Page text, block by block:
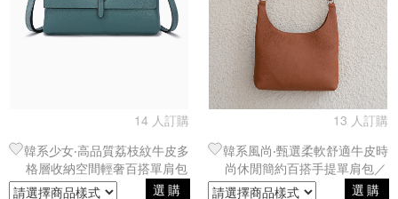
14 人訂購
韓系少女‧高品質荔枝紋牛皮多
格層收納空間輕奢百搭單肩包
／腋下包
選購
13 人訂購
韓系風尚‧甄選柔軟舒適牛皮時
尚休閒簡約百搭手提單肩包／
腋下包（4色可選）選購